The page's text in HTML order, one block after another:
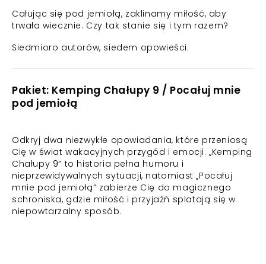
Całując się pod jemiołą, zaklinamy miłość, aby
trwała wiecznie. Czy tak stanie się i tym razem?
Siedmioro autorów, siedem opowieści.
Pakiet: Kemping Chałupy 9 / Pocałuj mnie
pod jemiołą
Odkryj dwa niezwykłe opowiadania, które przeniosą
Cię w świat wakacyjnych przygód i emocji. „Kemping
Chałupy 9” to historia pełna humoru i
nieprzewidywalnych sytuacji, natomiast „Pocałuj
mnie pod jemiołą” zabierze Cię do magicznego
schroniska, gdzie miłość i przyjaźń splatają się w
niepowtarzalny sposób.